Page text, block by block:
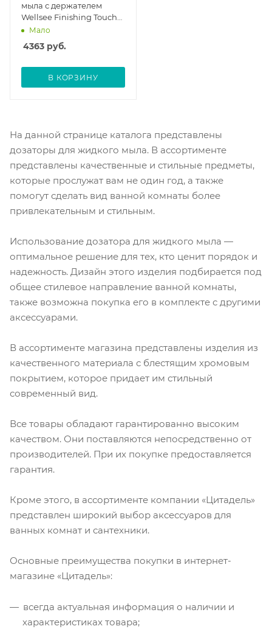
мыла с держателем
Wellsee Finishing Touch
182511000
Мало
4363 руб.
В КОРЗИНУ
На данной странице каталога представлены
дозаторы для жидкого мыла. В ассортименте
представлены качественные и стильные предметы,
которые прослужат вам не один год, а также
помогут сделать вид ванной комнаты более
привлекательным и стильным.
Использование дозатора для жидкого мыла —
оптимальное решение для тех, кто ценит порядок и
надежность. Дизайн этого изделия подбирается под
общее стилевое направление ванной комнаты,
также возможна покупка его в комплекте с другими
аксессуарами.
В ассортименте магазина представлены изделия из
качественного материала с блестящим хромовым
покрытием, которое придает им стильный
современный вид.
Все товары обладают гарантированно высоким
качеством. Они поставляются непосредственно от
производителей. При их покупке предоставляется
гарантия.
Кроме этого, в ассортименте компании «Цитадель»
представлен широкий выбор аксессуаров для
ванных комнат и сантехники.
Основные преимущества покупки в интернет-
магазине «Цитадель»:
всегда актуальная информация о наличии и
характеристиках товара;